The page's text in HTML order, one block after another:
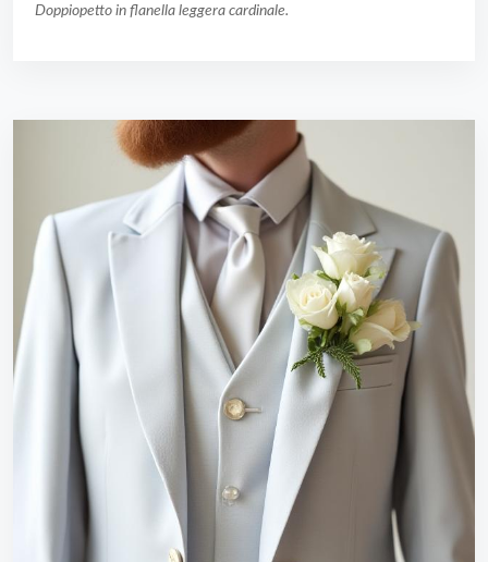
Doppiopetto in flanella leggera cardinale.